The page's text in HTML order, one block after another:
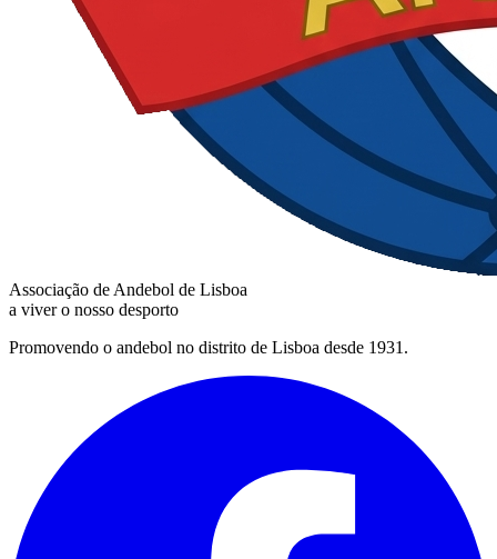
Associação de Andebol de Lisboa
a viver o nosso desporto
Promovendo o andebol no distrito de Lisboa desde 1931.